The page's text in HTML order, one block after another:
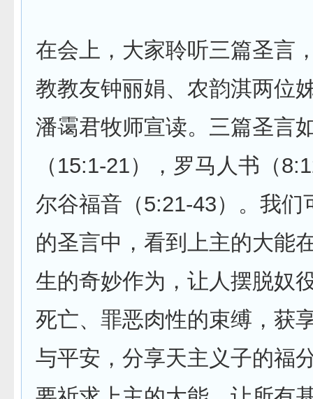
在会上，大家聆听三篇圣言
教教友钟丽娟、农韵淇两位
潘霭君牧师宣读。三篇圣言
（15:1-21），罗马人书（
尔谷福音（5:21-43）。我们
的圣言中，看到上主的大能
生的奇妙作为，让人摆脱奴
死亡、罪恶肉性的束缚，获
与平安，分享天主义子的福